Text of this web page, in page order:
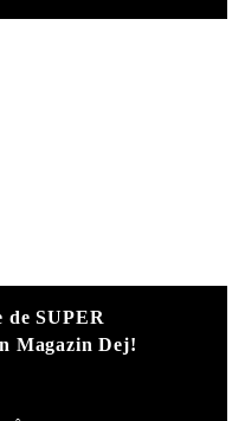
de SUPER
Magazin Dej!